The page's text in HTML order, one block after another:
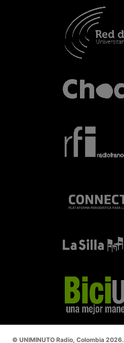
© UNIMINUTO Radio, Colombia 2026.